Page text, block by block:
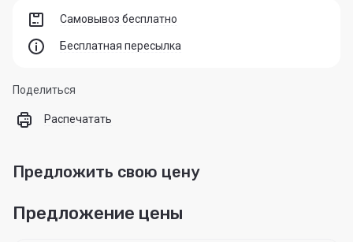
Самовывоз бесплатно
Бесплатная пересылка
Поделиться
Распечатать
Предложить свою цену
Предложение цены